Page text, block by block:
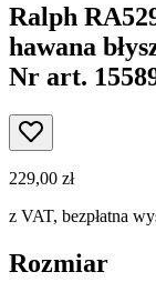
Ralph
hawana
Nr art.
229,00 zł
z VAT, bezpłatna
Rozmiar